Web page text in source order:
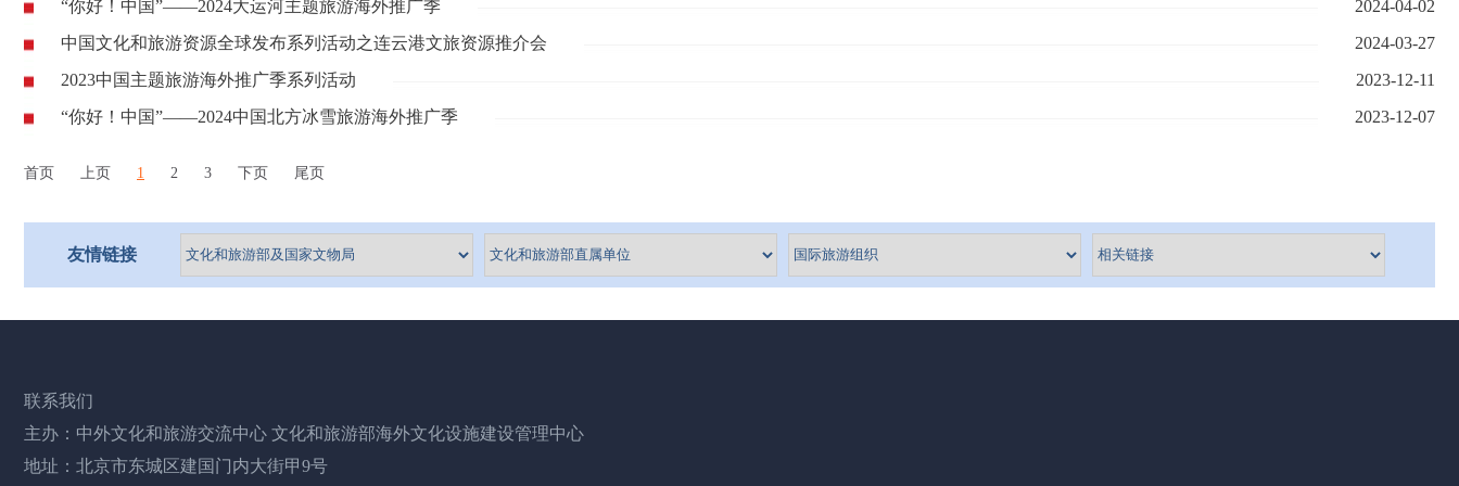
2024-04-02
“你好！中国”——2024大运河主题旅游海外推广季
2024-03-27
中国文化和旅游资源全球发布系列活动之连云港文旅资源推介会
2023-12-11
2023中国主题旅游海外推广季系列活动
2023-12-07
“你好！中国”——2024中国北方冰雪旅游海外推广季
首页 上页 1 2 3 下页 尾页
友情链接
联系我们
主办：中外文化和旅游交流中心 文化和旅游部海外文化设施建设管理中心
地址：北京市东城区建国门内大街甲9号